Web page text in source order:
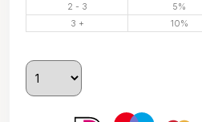
2 - 3
5%
3 +
10%